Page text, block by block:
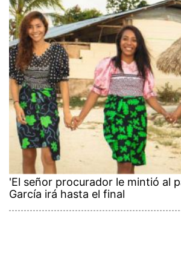
'El señor procurador le mintió al
García irá hasta el final